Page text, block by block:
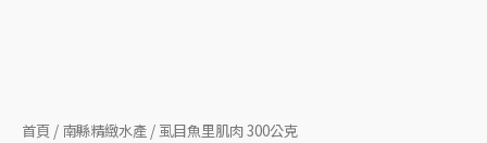
首頁 / 南縣精緻水產 / 虱目魚里肌肉 300公克